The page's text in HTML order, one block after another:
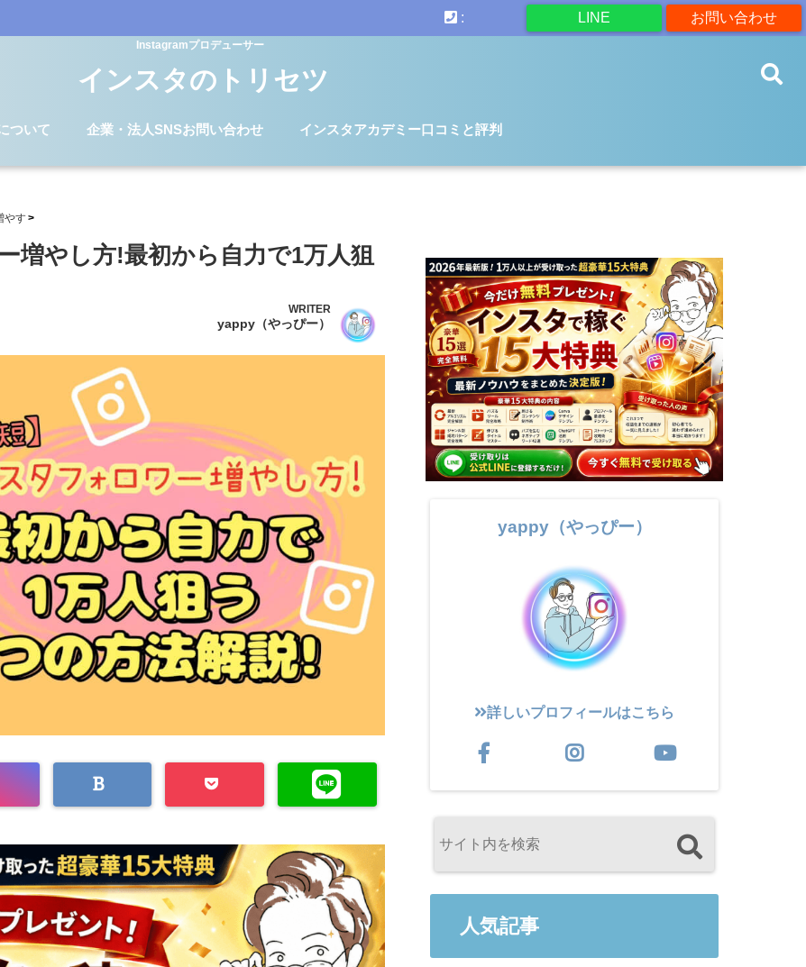
お問い合わせ
LINE
:
Instagramプロデューサー
インスタのトリセツ
ついて 企業・法人SNSお問い合わせ インスタアカデミー口コミと評判
やす
増やし方!最初から自力で1万人狙
WRITER
yappy（やっぴー）
yappy（やっぴー）
詳しいプロフィールはこちら
人気記事